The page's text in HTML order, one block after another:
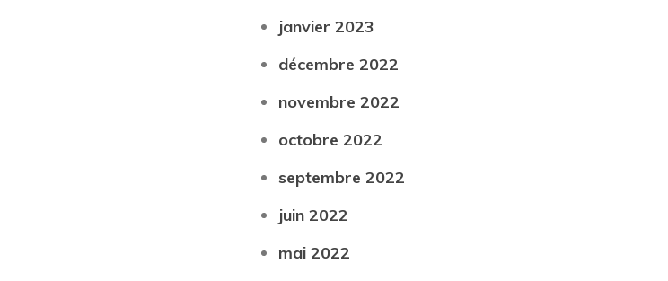
janvier 2023
décembre 2022
novembre 2022
octobre 2022
eptembre 2022
juin 2022
mai 2022